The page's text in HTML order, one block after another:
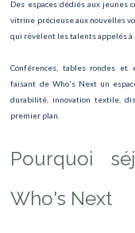
la comédie au
Spectacle La
Des espaces dédiés aux
vitrine précieuse aux nouvelles
qui révèlent les talents appelés à
Conférences, tables rondes et
faisant de Who's Next un
durabilité, innovation textile,
premier plan.
Pourquoi
Who's Next